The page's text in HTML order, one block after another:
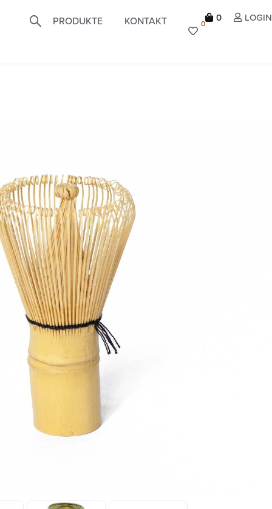
PRODUKTE KONTAKT 0 0 LOGIN